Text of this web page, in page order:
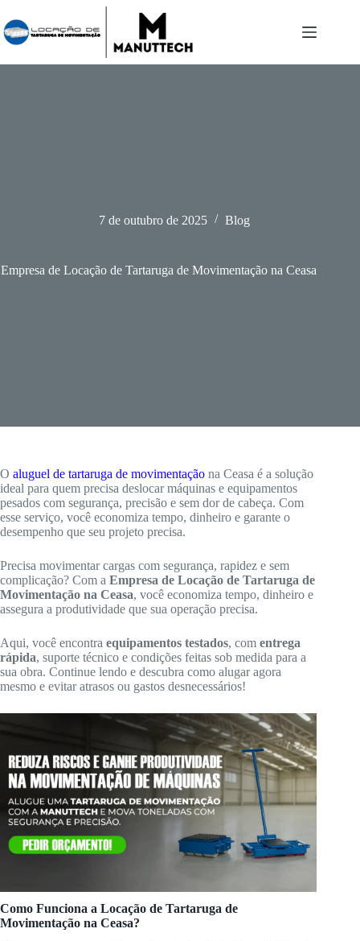
para
o
conteúdo
7 de outubro de 2025 Blog
Empresa de Locação de Tartaruga de Movimentação na Ceasa
O aluguel de tartaruga de movimentação na Ceasa é a solução
ideal para quem precisa deslocar máquinas e equipamentos
pesados com segurança, precisão e sem dor de cabeça. Com
esse serviço, você economiza tempo, dinheiro e garante o
desempenho que seu projeto precisa.
Precisa movimentar cargas com segurança, rapidez e sem
complicação? Com a Empresa de Locação de Tartaruga de
Movimentação na Ceasa, você economiza tempo, dinheiro e
assegura a produtividade que sua operação precisa.
Aqui, você encontra equipamentos testados, com entrega
rápida, suporte técnico e condições feitas sob medida para a
sua obra. Continue lendo e descubra como alugar agora
mesmo e evitar atrasos ou gastos desnecessários!
Como Funciona a Locação de Tartaruga de
Movimentação na Ceasa?